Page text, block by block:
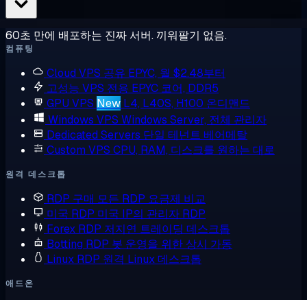
60초 만에 배포하는 진짜 서버. 끼워팔기 없음.
컴퓨팅
Cloud VPS 공유 EPYC, 월 $2.48부터
고성능 VPS 전용 EPYC 코어, DDR5
GPU VPS New L4, L40S, H100 온디맨드
Windows VPS Windows Server, 전체 관리자
Dedicated Servers 단일 테넌트 베어메탈
Custom VPS CPU, RAM, 디스크를 원하는 대로
원격 데스크톱
RDP 구매 모든 RDP 요금제 비교
미국 RDP 미국 IP의 관리자 RDP
Forex RDP 저지연 트레이딩 데스크톱
Botting RDP 봇 운영을 위한 상시 가동
Linux RDP 원격 Linux 데스크톱
애드온